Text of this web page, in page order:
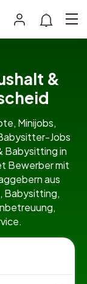
&
Minijobs,
Jobs
Babysitting in
Bewerber mit
aus
Babysitting,